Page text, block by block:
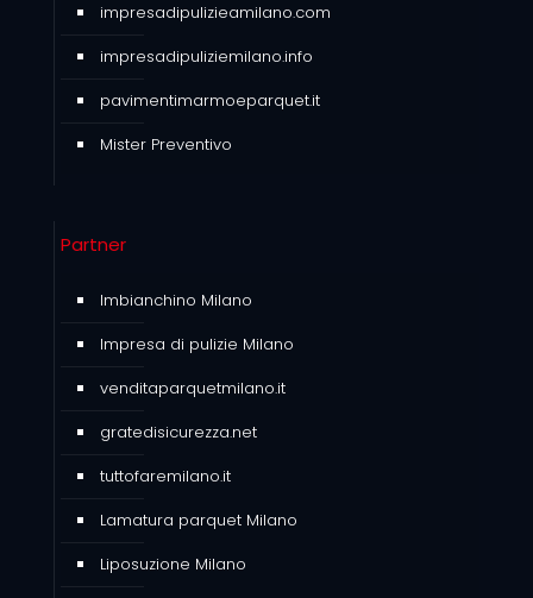
impresadipulizieamilano.com
impresadipuliziemilano.info
pavimentimarmoeparquet.it
Mister Preventivo
Partner
Imbianchino Milano
Impresa di pulizie Milano
venditaparquetmilano.it
gratedisicurezza.net
tuttofaremilano.it
Lamatura parquet Milano
Liposuzione Milano